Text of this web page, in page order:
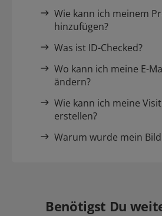
Wie kann ich meinem
hinzufügen?
Was ist ID-Checked?
Wo kann ich meine E-
ändern?
Wie kann ich meine
erstellen?
Warum wurde mein
Benötigst Du